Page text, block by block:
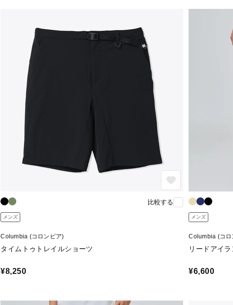
比較する
メンズ
Columbia (コロンビア)
タイムトゥトレイルショーツ
¥8,250
メンズ
Columbia (コロ
リードアイ
¥6,600